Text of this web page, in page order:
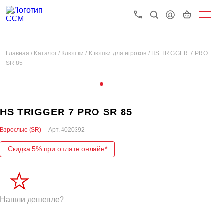
Главная / Каталог / Клюшки / Клюшки для игроков / HS TRIGGER 7 PRO
SR 85
HS TRIGGER 7 PRO SR 85
Взрослые (SR) Арт. 4020392
Скидка 5% при оплате онлайн*
Нашли дешевле?